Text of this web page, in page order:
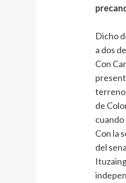
Dicho
a dos
Con
de
cuando
Con la
del